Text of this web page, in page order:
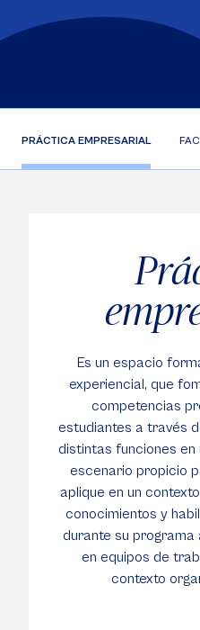
PRÁCTICA EMPRESARIAL
Es un espacio
experiencial, que
competencias
estudiantes a través
distintas funciones en
escenario propicio
aplique en un
conocimientos y
durante su
en equipos de
contexto